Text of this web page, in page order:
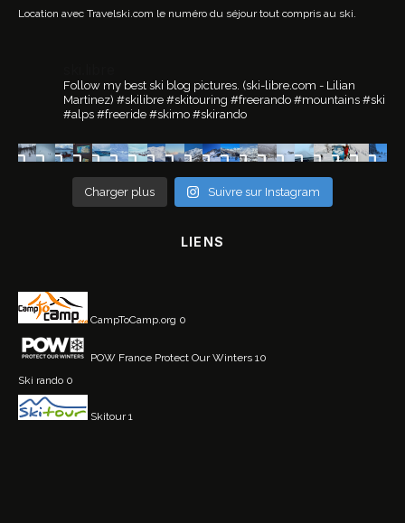
Location avec Travelski.com le numéro du séjour tout compris au ski.
Follow my best ski blog pictures. (ski-libre.com - Lilian
Martinez) #skilibre #skitouring #freerando #mountains #ski
#alps #freeride #skimo #skirando
Charger plus Suivre sur Instagram
LIENS
CampToCamp.org 0
POW France Protect Our Winters 10
Ski rando 0
Skitour1